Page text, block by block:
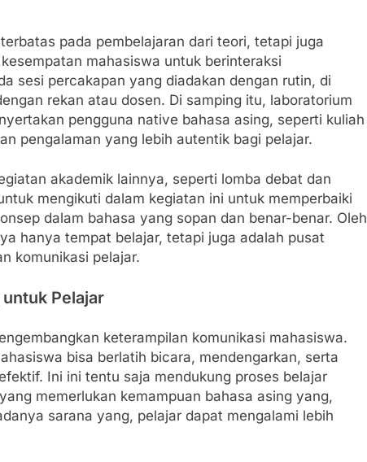
pada pembelajaran dari teori, tetapi juga
mahasiswa untuk berinteraksi
sesi percakapan yang diadakan dengan rutin, di
rekan atau dosen. Di samping itu, laboratorium
pengguna native bahasa asing, seperti kuliah
pengalaman yang lebih autentik bagi pelajar.
akademik lainnya, seperti lomba debat dan
mengikuti dalam kegiatan ini untuk memperbaiki
dalam bahasa yang sopan dan benar-benar. Oleh
hanya tempat belajar, tetapi juga adalah pusat
komunikasi pelajar.
Pelajar
keterampilan komunikasi mahasiswa.
bisa berlatih bicara, mendengarkan, serta
Ini ini tentu saja mendukung proses belajar
memerlukan kemampuan bahasa asing yang,
sarana yang, pelajar dapat mengalami lebih